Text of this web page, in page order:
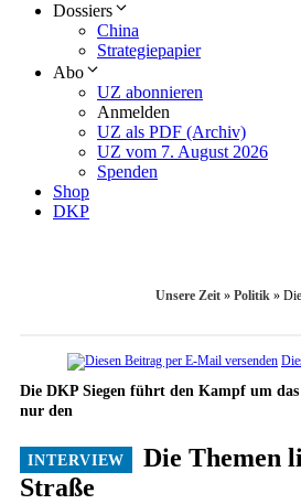
Dossiers
China
Strategiepapier
Abo
UZ abonnieren
Anmelden
UZ als PDF (Archiv)
UZ vom 7. August 2026
Spenden
Shop
DKP
Unsere Zeit » Politik »
Die DKP Siegen führt den Kampf um das
nur den
Die Themen
Straße